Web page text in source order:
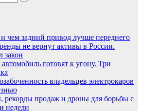
чем задний привод лучше переднего
не вернут активы в России.
закон
готовят к угону. Три
владельцев электрокаров
рекорды продаж и дроны для борьбы с
недели